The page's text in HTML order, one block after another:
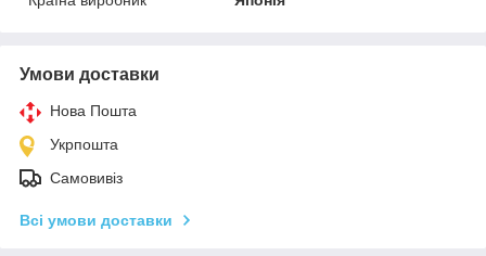
Умови доставки
Нова Пошта
Укрпошта
Самовивіз
Всі умови доставки